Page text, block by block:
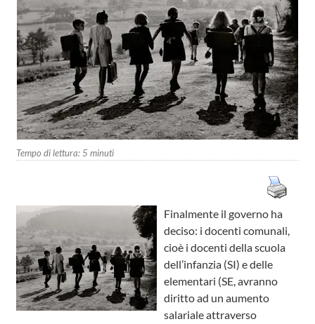
Tempo di lettura: 5 minuti
Finalmente il governo ha
deciso: i docenti comunali,
cioè i docenti della scuola
dell’infanzia (SI) e delle
elementari (SE, avranno
diritto ad un aumento
salariale attraverso